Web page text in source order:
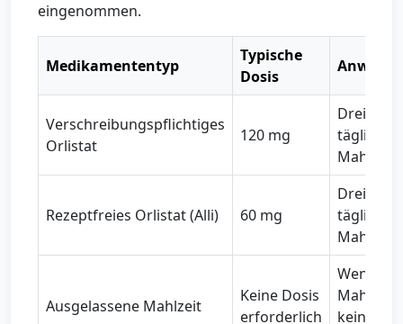
eingenommen.
Medikamententyp
Typische
Dosis
Verschreibungspflichtiges
Orlistat
120 mg
Dreimal
täglich
Rezeptfreies Orlistat (Alli) 60 mg
Dreimal
täglich
Ausgelassene Mahlzeit
Keine Dosis
erforderlich
Wenn die
Mahlzeit
kein Fett